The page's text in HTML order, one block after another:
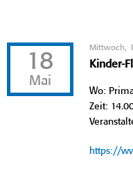
18
Mai
Mittwoch,
Kinder-
Wo:
Zeit:
https://